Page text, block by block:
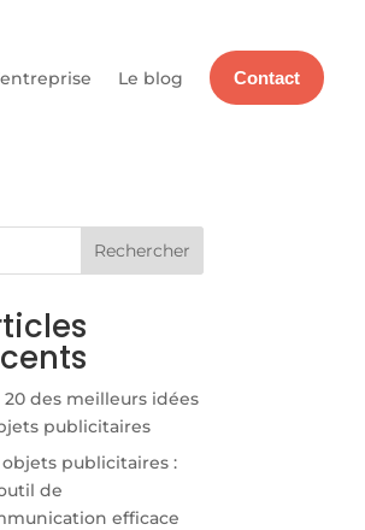
Le blog Contact
Rechercher
20 des meilleurs idées
publicitaires
objets publicitaires :
de
efficace